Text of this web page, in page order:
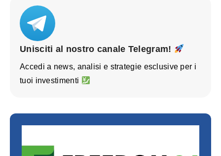
Unisciti al nostro canale Telegram!
Accedi a news, analisi e strategie esclusive per i
tuoi investimenti